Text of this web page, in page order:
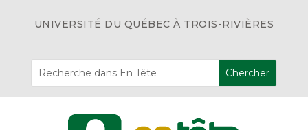
UNIVERSITÉ DU QUÉBEC À TROIS-RIVIÈRES